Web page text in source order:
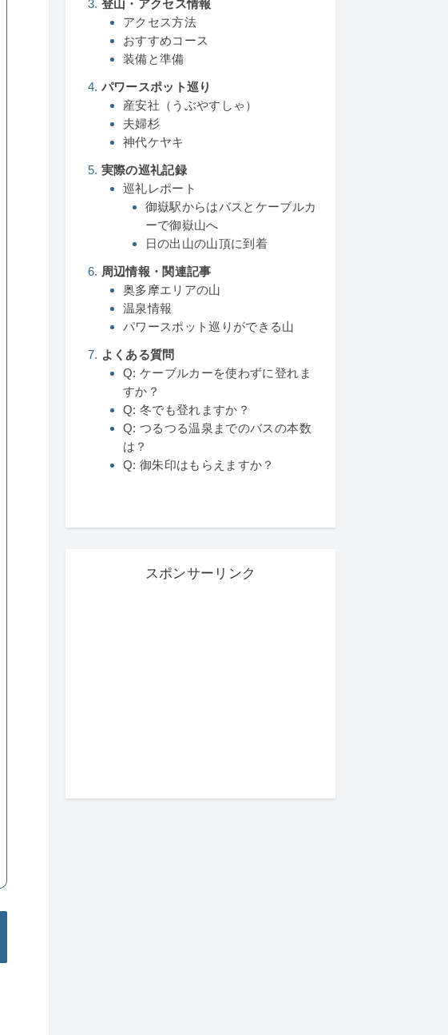
登山・アクセス情報
アクセス方法
おすすめコース
装備と準備
パワースポット巡り
産安社（うぶやすしゃ）
夫婦杉
神代ケヤキ
実際の巡礼記録
巡礼レポート
御嶽駅からはバスとケーブルカ
ーで御嶽山へ
日の出山の山頂に到着
周辺情報・関連記事
奥多摩エリアの山
温泉情報
パワースポット巡りができる山
よくある質問
Q: ケーブルカーを使わずに登れま
すか？
Q: 冬でも登れますか？
Q: つるつる温泉までのバスの本数
は？
Q: 御朱印はもらえますか？
スポンサーリンク